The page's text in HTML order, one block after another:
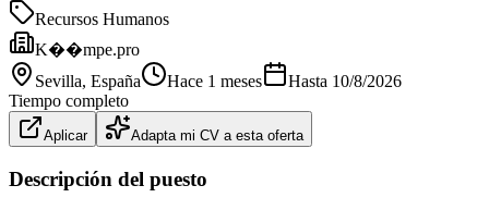
Recursos Humanos
K��mpe.pro
Sevilla, España Hace 1 meses Hasta 10/8/2026
Tiempo completo
Aplicar Adapta mi CV a esta oferta
Descripción del puesto